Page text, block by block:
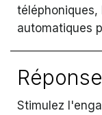
automatiques
Stimulez